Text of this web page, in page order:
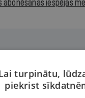
abonēšanas iespējas
žurnālā
turpinātu,
piekrist